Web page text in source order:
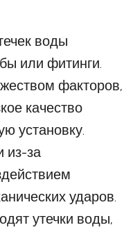
воды
или фитинги.
факторов,
качество
установку.
из-за
ударов.
утечки воды,